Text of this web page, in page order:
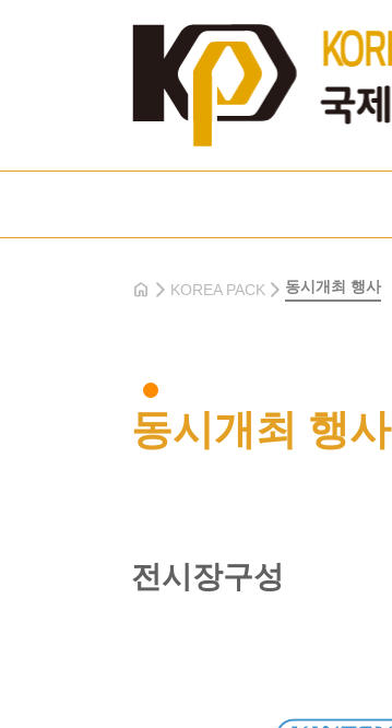
home KOREA PACK 동시개최 행사
동시개최 행사
전시 장구성